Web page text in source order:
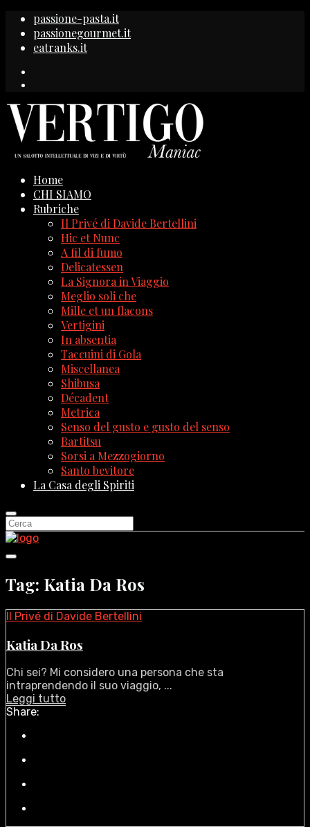
passione-pasta.it
passionegourmet.it
eatranks.it
Home
CHI SIAMO
Rubriche
Il Privé di Davide Bertellini
Hic et Nunc
A fil di fumo
Delicatessen
La Signora in Viaggio
Meglio soli che
Mille et un flacons
Vertigini
In absentia
Taccuini di Gola
Miscellanea
Shibusa
Décadent
Metrica
Senso del gusto e gusto del senso
Bartitsu
Sorsi a Mezzogiorno
Santo bevitore
La Casa degli Spiriti
Tag: Katia Da Ros
Il Privé di Davide Bertellini
Katia Da Ros
Chi sei? Mi considero una persona che sta
intraprendendo il suo viaggio, ...
Leggi tutto
Share: